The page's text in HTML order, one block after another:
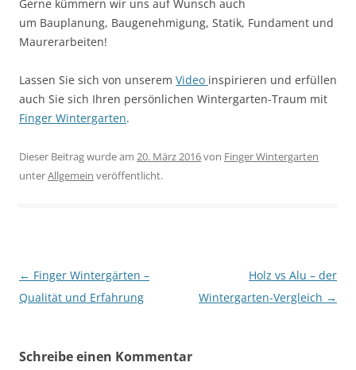
Gerne kümmern wir uns auf Wunsch auch
um Bauplanung, Baugenehmigung, Statik, Fundament und
Maurerarbeiten!
Lassen Sie sich von unserem Video inspirieren und erfüllen
auch Sie sich Ihren persönlichen Wintergarten-Traum mit
Finger Wintergarten.
Dieser Beitrag wurde am 20. März 2016von Finger Wintergarten
unterAllgemein veröffentlicht.
Beitrags-
Navigation
← Finger Wintergärten –
Qualität und Erfahrung
Holz vs Alu – der
Wintergarten-Vergleich →
Schreibe einen Kommentar